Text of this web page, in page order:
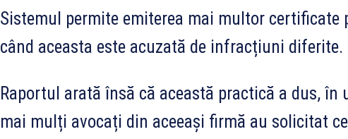
Sistemul permite emiterea mai multor certificate
când aceasta este acuzată de infracțiuni diferite.
Raportul arată însă că această practică a dus,
mai mulți avocați din aceeași firmă au solicitat